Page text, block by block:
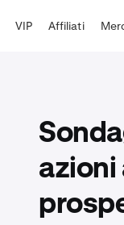
VIP Affiliati
azioni